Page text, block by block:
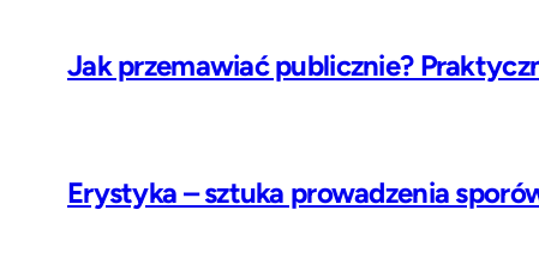
Jak przemawiać publicznie?
Erystyka – sztuka prowadzenia